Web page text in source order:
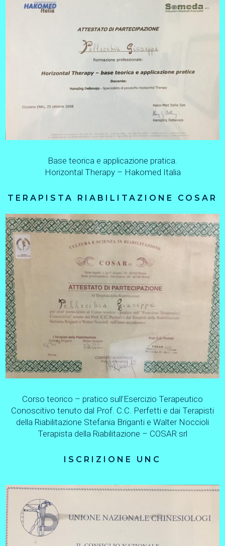
Base teorica e applicazione pratica.
Horizontal Therapy – Hakomed Italia
TERAPISTA RIABILITAZIONE COSAR
Corso teorico – pratico sull’Esercizio Terapeutico
Conoscitivo tenuto dal Prof. C.C. Perfetti e dai Terapisti
della Riabilitazione Stefania Briganti e Walter Noccioli
Terapista della Riabilitazione – COSAR srl
ISCRIZIONE UNC